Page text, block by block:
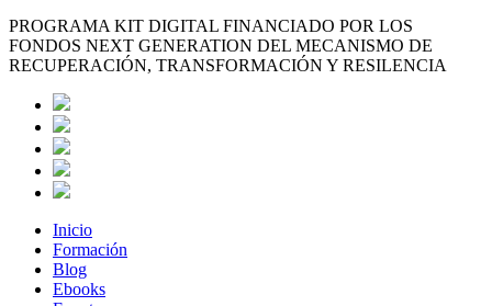
PROGRAMA KIT DIGITAL FINANCIADO POR LOS
FONDOS NEXT GENERATION DEL MECANISMO DE
RECUPERACIÓN, TRANSFORMACIÓN Y RESILENCIA
Inicio
Formación
Blog
Ebooks